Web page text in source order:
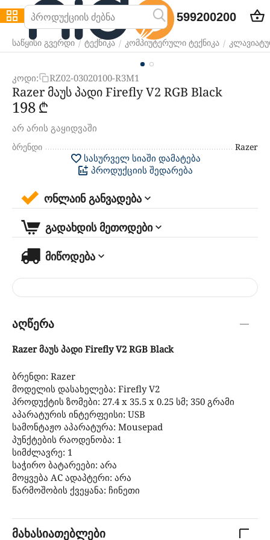
599200200
საწყისი გვერდი / ტექნიკა / კომპიუტერული ტექნიკა /
კოდი: RZ02-03020100-R3M1
Razer მაუს პადი Firefly V2 RGB Black
‍198‍₾
არ არის გაყიდვაში
ბრენდი Razer
სასურველ სიაში დამატება
პროდუქციის შედარება
ონლაინ განვადება
გადახდის მეთოდები
მიწოდება
აღწერა
Razer მაუს პადი Firefly V2 RGB Black
ბრენდი: Razer
მოდელის დასახელება: Firefly V2
პროდუქტის ზომები: ‎27.4 x 35.5 x 0.25 სმ; 350 გრამი
აპარატურის ინტერფეისი: USB
სამონტაჟო აპარატურა: ‎Mousepad
პუნქტების რაოდენობა: ‎1
სიმძლავრე: 1
საჭირო ბატარეები: არა
მოყვება AC ადაპტერი: არა
წარმოშობის ქვეყანა: ჩინეთი
მახასიათებლები